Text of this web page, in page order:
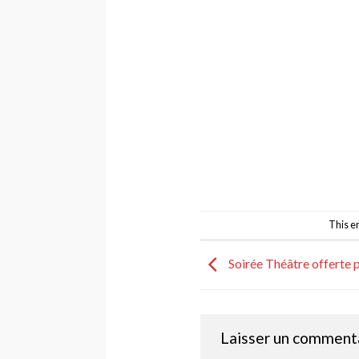
This
Soirée Théâtre offerte
Laisser un